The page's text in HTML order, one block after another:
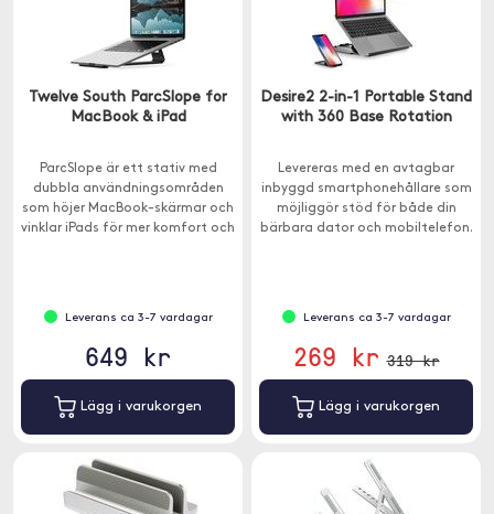
Twelve South ParcSlope for
MacBook & iPad
ParcSlope är ett stativ med
dubbla användningsområden
som höjer MacBook-skärmar och
vinklar iPads för mer komfort och
Leverans ca 3-7 vardagar
649 kr
Lägg i varukorgen
Desire2 2-in-1 Portable Stand
with 360 Base Rotation
Levereras med en avtagbar
inbyggd smartphonehållare som
möjliggör stöd för både din
bärbara dator och mobiltelefon.
Leverans ca 3-7 vardagar
269 kr 319 kr
Lägg i varukorgen